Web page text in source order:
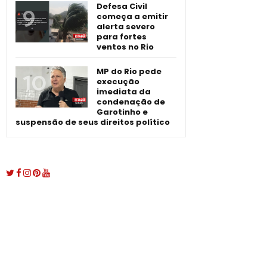
Defesa Civil
começa a emitir
alerta severo
para fortes
ventos no Rio
MP do Rio pede
execução
imediata da
condenação de
Garotinho e
suspensão de seus direitos político